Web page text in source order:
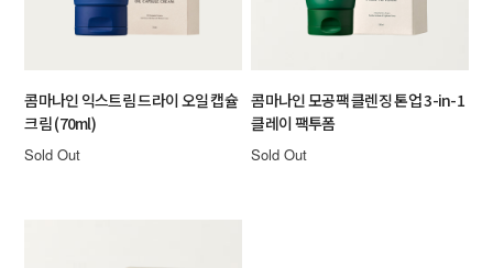
콤마나인 익스트림 드라이 오일 캡슐
크림 (70ml)
Sold Out
콤마나인 모공팩 클렌징 톤업 3-in-1
클레이 팩투폼
Sold Out